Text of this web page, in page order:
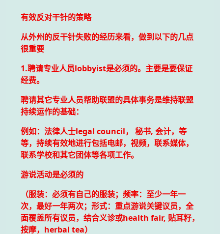
有效反对干针的策略
从外州的反干针失败的经历来看，做到以下的几点
很重要
1.聘请专业人员lobbyist是必须的。主要是要保证
经费。
聘请其它专业人员帮助联盟的具体事务是维持联盟
持续运作的基础：
例如：法律人士legal council， 秘书, 会计，等
等，持续有效地进行包括电邮，视频，联系媒体，
联系学校和其它团体等各项工作。
游说活动是必须的
（服装：必须有自己的服装；频率：至少一年一
次，最好一年两次；形式：重点游说关键议员，全
面覆盖所有议员，结合义诊或health fair, 贴耳籽，
按摩，herbal tea）